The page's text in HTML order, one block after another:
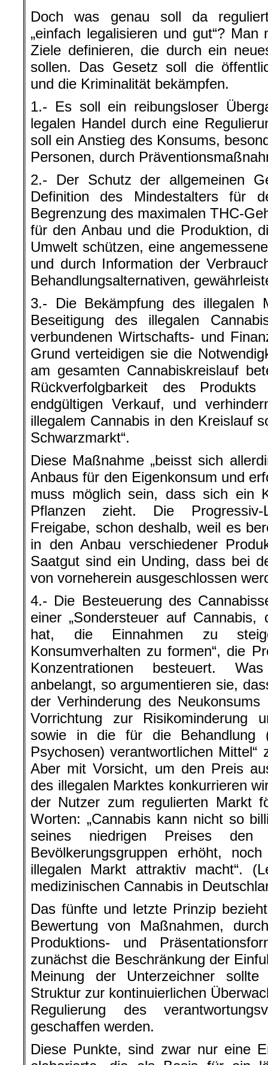
Doch was genau soll da
„einfach legalisieren und gut“?
Ziele definieren, die durch ein
sollen. Das Gesetz soll die
und die Kriminalität bekämpfen.
1.- Es soll ein reibungsloser
legalen Handel durch eine
soll ein Anstieg des Konsums,
Personen, durch
2.- Der Schutz der allgemeinen
Definition des Mindestalters für
Begrenzung des maximalen THC-
für den Anbau und die Produktion,
Umwelt schützen, eine
und durch Information der
Behandlungsalternativen,
3.- Die Bekämpfung des illegalen
Beseitigung des illegalen
verbundenen Wirtschafts- und
Grund verteidigen sie die
am gesamten Cannabiskreislauf
Rückverfolgbarkeit des
endgültigen Verkauf, und
illegalem Cannabis in den Kreislauf
Schwarzmarkt“.
Diese Maßnahme „beisst sich
Anbaus für den Eigenkonsum und
muss möglich sein, dass sich ein
Pflanzen zieht. Die
Freigabe, schon deshalb, weil es
in den Anbau verschiedener
Saatgut sind ein Unding, dass bei
von vorneherein ausgeschlossen
4.- Die Besteuerung des
einer „Sondersteuer auf
hat, die Einnahmen zu
Konsumverhalten zu formen“, die
Konzentrationen besteuert.
anbelangt, so argumentieren sie,
der Verhinderung des
Vorrichtung zur Risikominderung
sowie in die für die Behandlung
Psychosen) verantwortlichen Mittel“
Aber mit Vorsicht, um den Preis
des illegalen Marktes konkurrieren
der Nutzer zum regulierten Markt
Worten: „Cannabis kann nicht so
seines niedrigen Preises den
Bevölkerungsgruppen erhöht,
illegalen Markt attraktiv macht“.
medizinischen Cannabis in
Das fünfte und letzte Prinzip
Bewertung von Maßnahmen,
Produktions- und
zunächst die Beschränkung der
Meinung der Unterzeichner sollte
Struktur zur kontinuierlichen
Regulierung des
geschaffen werden.
Diese Punkte, sind zwar nur eine